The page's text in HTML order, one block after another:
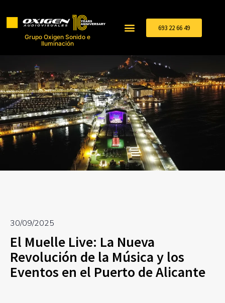
Grupo Oxigen Sonido e
Iluminación
693 22 66 49
30/09/2025
El Muelle Live: La Nueva
Revolución de la Música y los
Eventos en el Puerto de Alicante